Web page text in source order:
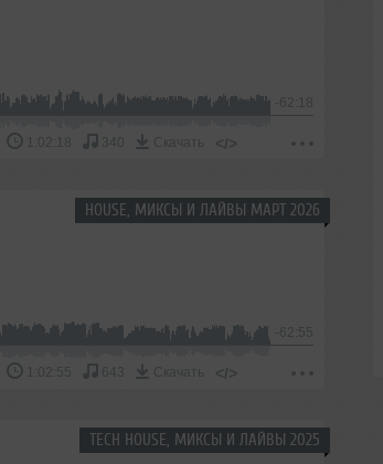
-62:18
1:02:18 340 Скачать </>
HOUSE, МИКСЫ И ЛАЙВЫ МАРТ 2026
-62:55
1:02:55 643 Скачать </>
TECH HOUSE, МИКСЫ И ЛАЙВЫ 2025